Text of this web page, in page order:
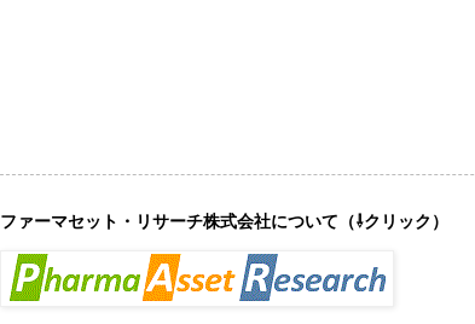
ファーマセット・リサーチ株式会社について（⇩クリック）